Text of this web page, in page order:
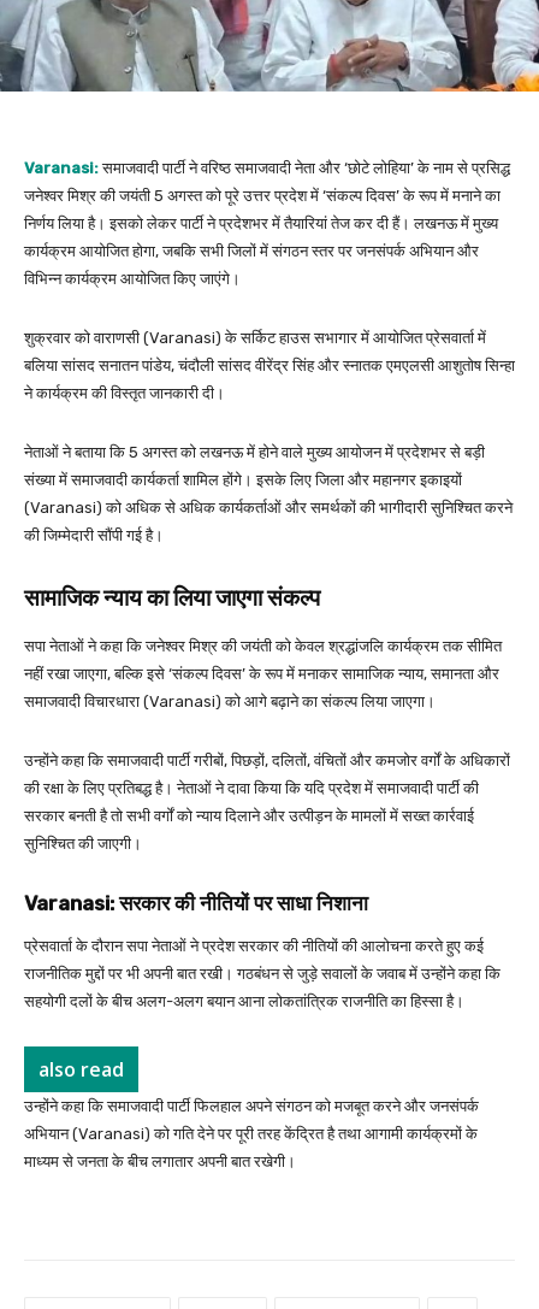
Varanasi:समाजवादी पार्टी ने वरिष्ठ समाजवादी नेता और ‘छोटे लोहिया’ के नाम से प्रसिद्ध
जनेश्वर मिश्र की जयंती 5 अगस्त को पूरे उत्तर प्रदेश में ‘संकल्प दिवस’ के रूप में मनाने का
निर्णय लिया है। इसको लेकर पार्टी ने प्रदेशभर में तैयारियां तेज कर दी हैं। लखनऊ में मुख्य
कार्यक्रम आयोजित होगा, जबकि सभी जिलों में संगठन स्तर पर जनसंपर्क अभियान और
विभिन्न कार्यक्रम आयोजित किए जाएंगे।
शुक्रवार को वाराणसी (Varanasi) के सर्किट हाउस सभागार में आयोजित प्रेसवार्ता में
बलिया सांसद सनातन पांडेय, चंदौली सांसद वीरेंद्र सिंह और स्नातक एमएलसी आशुतोष सिन्हा
ने कार्यक्रम की विस्तृत जानकारी दी।
नेताओं ने बताया कि 5 अगस्त को लखनऊ में होने वाले मुख्य आयोजन में प्रदेशभर से बड़ी
संख्या में समाजवादी कार्यकर्ता शामिल होंगे। इसके लिए जिला और महानगर इकाइयों
(Varanasi) को अधिक से अधिक कार्यकर्ताओं और समर्थकों की भागीदारी सुनिश्चित करने
की जिम्मेदारी सौंपी गई है।
सामाजिक न्याय का लिया जाएगा संकल्प
सपा नेताओं ने कहा कि जनेश्वर मिश्र की जयंती को केवल श्रद्धांजलि कार्यक्रम तक सीमित
नहीं रखा जाएगा, बल्कि इसे ‘संकल्प दिवस’ के रूप में मनाकर सामाजिक न्याय, समानता और
समाजवादी विचारधारा (Varanasi) को आगे बढ़ाने का संकल्प लिया जाएगा।
उन्होंने कहा कि समाजवादी पार्टी गरीबों, पिछड़ों, दलितों, वंचितों और कमजोर वर्गों के अधिकारों
की रक्षा के लिए प्रतिबद्ध है। नेताओं ने दावा किया कि यदि प्रदेश में समाजवादी पार्टी की
सरकार बनती है तो सभी वर्गों को न्याय दिलाने और उत्पीड़न के मामलों में सख्त कार्रवाई
सुनिश्चित की जाएगी।
Varanasi: सरकार की नीतियों पर साधा निशाना
प्रेसवार्ता के दौरान सपा नेताओं ने प्रदेश सरकार की नीतियों की आलोचना करते हुए कई
राजनीतिक मुद्दों पर भी अपनी बात रखी। गठबंधन से जुड़े सवालों के जवाब में उन्होंने कहा कि
सहयोगी दलों के बीच अलग-अलग बयान आना लोकतांत्रिक राजनीति का हिस्सा है।
also read
उन्होंने कहा कि समाजवादी पार्टी फिलहाल अपने संगठन को मजबूत करने और जनसंपर्क
अभियान (Varanasi) को गति देने पर पूरी तरह केंद्रित है तथा आगामी कार्यक्रमों के
माध्यम से जनता के बीच लगातार अपनी बात रखेगी।